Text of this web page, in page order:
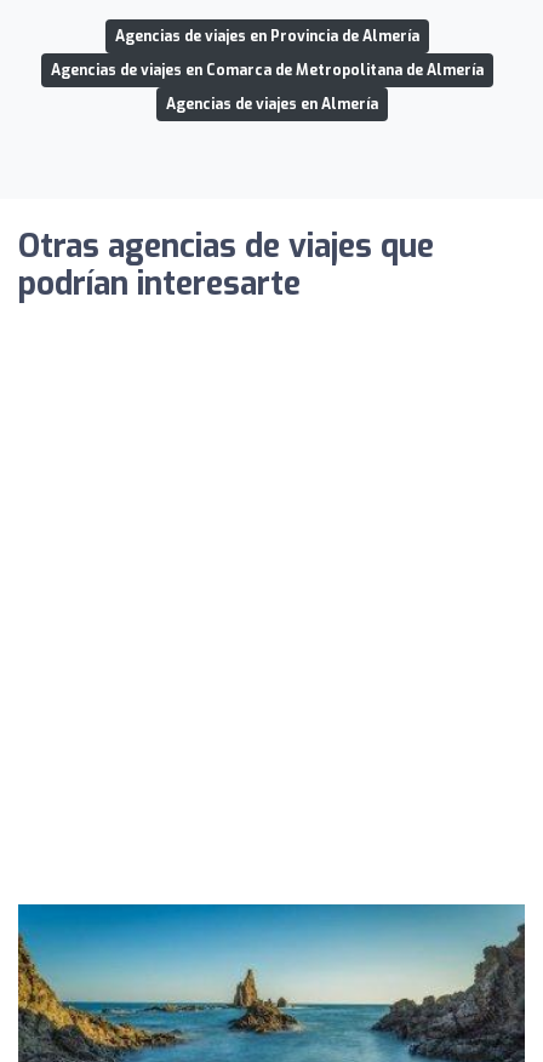
Agencias de viajes en Provincia de Almería
Agencias de viajes en Comarca de Metropolitana de Almería
Agencias de viajes en Almería
Otras agencias de viajes que
podrían interesarte